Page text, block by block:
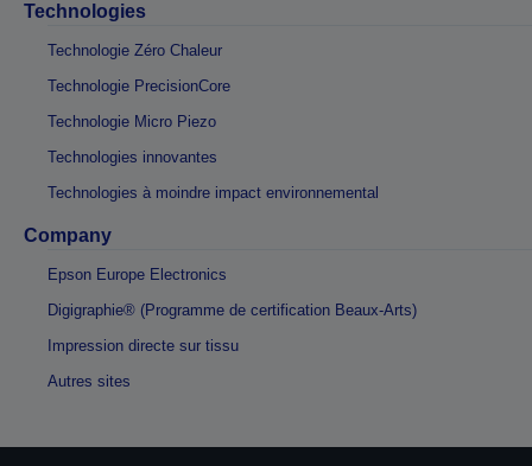
Technologies
Technologie Zéro Chaleur
Technologie PrecisionCore
Technologie Micro Piezo
Technologies innovantes
Technologies à moindre impact environnemental
Company
Epson Europe Electronics
Digigraphie® (Programme de certification Beaux-Arts)
Impression directe sur tissu
Autres sites